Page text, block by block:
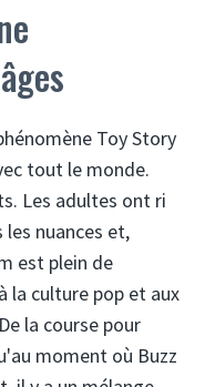
Toy Story
tout le monde.
Les adultes ont ri
nuances et,
est plein de
la culture pop et aux
la course pour
moment où Buzz